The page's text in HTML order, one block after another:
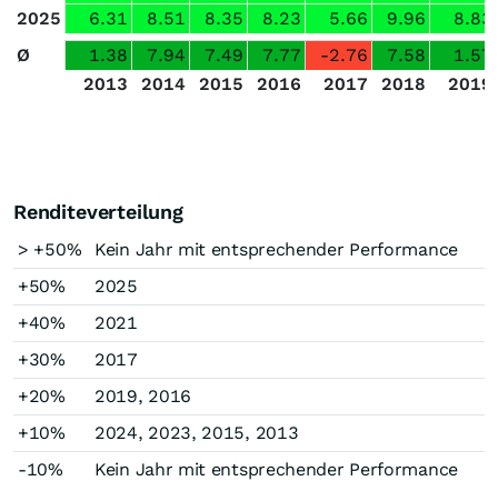
2025
6.31 8.51 8.35 8.23 5.66 9.96
8.83
Ø
1.38 7.94 7.49 7.77 -2.76 7.58
1.57
2013
2014 2015 2016 2017 2018 2019
Renditeverteilung
> +50%
Kein Jahr mit entsprechender Performance
+50%
2025
+40%
2021
+30%
2017
+20%
2019, 2016
+10%
2024, 2023, 2015, 2013
-10%
Kein Jahr mit entsprechender Performance